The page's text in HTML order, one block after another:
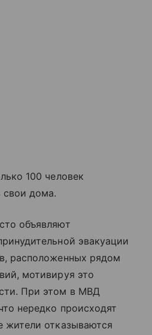
100 человек
свои дома.
объявляют
эвакуации
расположенных рядом
мотивируя это
При этом в МВД
нередко происходят
жители отказываются